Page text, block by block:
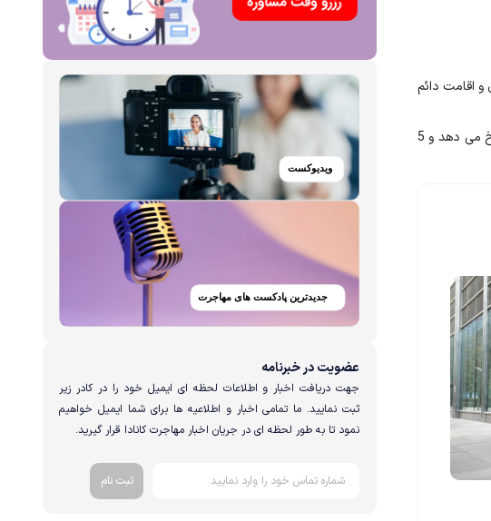
اقامت دائم
شرکت خدمات مهاجرتی پیشرو با بررسی گسترده و با تجربه دراز مدت خود در زمینه مهاجرت تحصیلی به کانادا به این سوال شما پاسخ می دهد و 5
عضویت در خبرنامه
جهت دریافت اخبار و اطلاعات لحظه ای ایمیل خود را در کادر زیر
ثبت نمایید. ما تمامی اخبار و اطلاعیه ها برای شما ایمیل خواهیم
نمود تا به طور لحظه ای در جریان اخبار مهاجرت کانادا قرار گیرید.
ثبت نام